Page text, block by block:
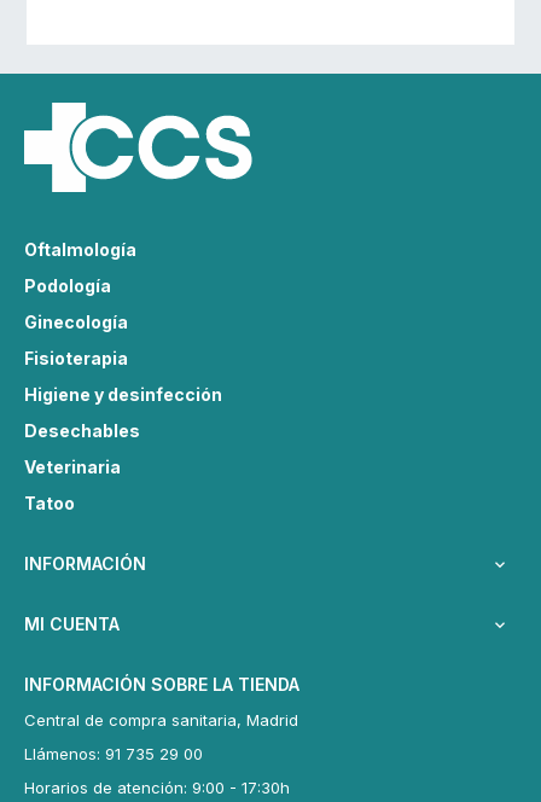
Oftalmología
Podología
Ginecología
Fisioterapia
Higiene y desinfección
Desechables
Veterinaria
Tatoo
INFORMACIÓN 
MI CUENTA 
INFORMACIÓN SOBRE LA TIENDA
Central de compra sanitaria, Madrid
Llámenos: 91 735 29 00
Horarios de atención: 9:00 - 17:30h